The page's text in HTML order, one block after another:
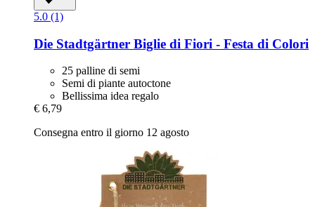
5.0 (1)
Die Stadtgärtner Biglie di Fiori -​ Festa di Colori
25 palline di semi
Semi di piante autoctone
Bellissima idea regalo
€ 6,79
Consegna entro il giorno 12 agosto